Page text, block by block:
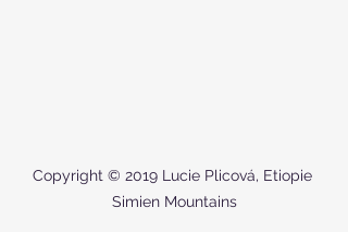
Copyright © 2019 Lucie Plicová, Etiopie
Simien Mountains